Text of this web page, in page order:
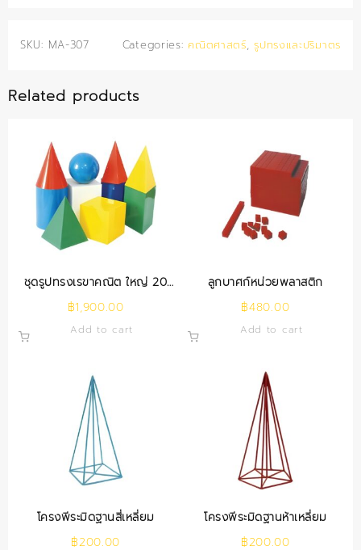
SKU: MA-307 Categories: คณิตศาสตร์,รูปทรงและปริมาตร
Related products
ชุดรูปทรงเรขาคณิต ใหญ่ 20
ซม. (10 ชิ้น)
฿1,900.00
Add to cart
ลูกบาศก์หน่วยพลาสติก
฿480.00
Add to cart
โครงพีระมิดฐานสี่เหลี่ยม
฿200.00
โครงพีระมิดฐานห้าเหลี่ยม
฿200.00